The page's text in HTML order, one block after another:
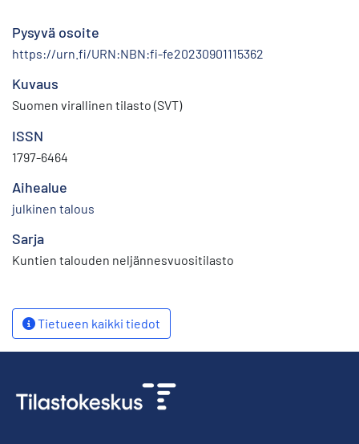
Pysyvä osoite
https://urn.fi/URN:NBN:fi-fe20230901115362
Kuvaus
Suomen virallinen tilasto (SVT)
ISSN
1797-6464
Aihealue
julkinen talous
Sarja
Kuntien talouden neljännesvuositilasto
Tietueen kaikki tiedot